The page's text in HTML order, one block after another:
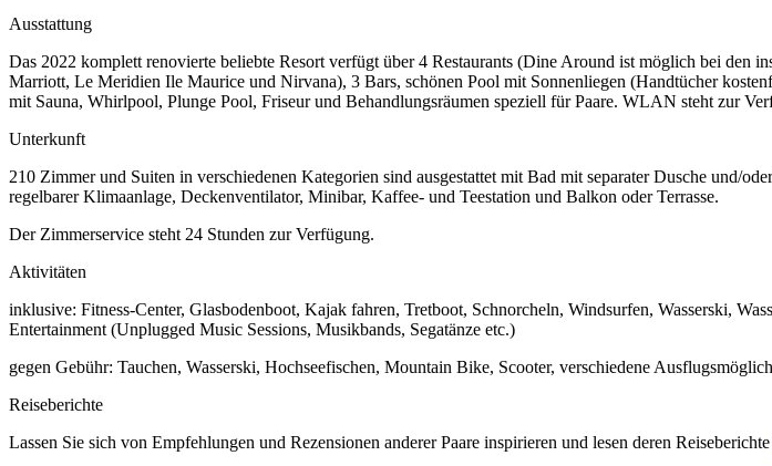
Ausstattung
Das 2022 komplett renovierte beliebte Resort verfügt über 4 Restaurants (Dine Around ist möglich bei den
Marriott, Le Meridien Ile Maurice und Nirvana), 3 Bars, schönen Pool mit Sonnenliegen (Handtücher
mit Sauna, Whirlpool, Plunge Pool, Friseur und Behandlungsräumen speziell für Paare. WLAN steht zur
Unterkunft
210 Zimmer und Suiten in verschiedenen Kategorien sind ausgestattet mit Bad mit separater Dusche und/
regelbarer Klimaanlage, Deckenventilator, Minibar, Kaffee- und Teestation und Balkon oder Terrasse.
Der Zimmerservice steht 24 Stunden zur Verfügung.
Aktivitäten
inklusive: Fitness-Center, Glasbodenboot, Kajak fahren, Tretboot, Schnorcheln, Windsurfen, Wasserski,
Entertainment (Unplugged Music Sessions, Musikbands, Segatänze etc.)
gegen Gebühr: Tauchen, Wasserski, Hochseefischen, Mountain Bike, Scooter, verschiedene
Reiseberichte
Lassen Sie sich von Empfehlungen und Rezensionen anderer Paare inspirieren und lesen deren Reiseberichte